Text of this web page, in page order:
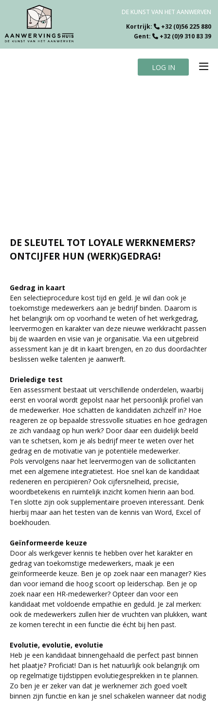
DE KUNST VAN HET AANWERVEN
Kortrijk:
+32 (0)56 225 880
Gent:
+32 (0)9 310 83 39
LOG IN
DE SLEUTEL TOT LOYALE WERKNEMERS?
ONTCIJFER HUN (WERK)GEDRAG!
Gedrag in kaart
Een selectieprocedure kost tijd en geld. Je wil dan ook je
toekomstige medewerkers aan je bedrijf binden. Daarom is
het belangrijk om op voorhand te weten of het werkgedrag,
leervermogen en karakter van deze nieuwe werkkracht passen
bij de waarden en visie van je organisatie. Via een uitgebreid
assessment kan je dit in kaart brengen, en zo dus doordachter
beslissen welke talenten je aanwerft.
Drieledige test
Een assessment bestaat uit verschillende onderdelen, waarbij
eerst en vooral wordt gepolst naar het persoonlijk profiel van
de medewerker. Hoe schatten de kandidaten zichzelf in? Hoe
reageren ze op bepaalde stressvolle situaties en hoe gedragen
ze zich vandaag op hun werk? Door daar een duidelijk beeld
van te schetsen, kom je als bedrijf meer te weten over het
gedrag en de motivatie van je potentiële medewerker.
Pols vervolgens naar het leervermogen van de sollicitanten
met een algemene integratietest. Hoe snel kan de kandidaat
redeneren en percipiëren? Ook cijfersnelheid, precisie,
woordbetekenis en ruimtelijk inzicht komen hierin aan bod.
Ten slotte zijn ook supplementaire proeven interessant. Denk
hierbij maar aan het testen van de kennis van Word, Excel of
boekhouden.
Geïnformeerde keuze
Door als werkgever kennis te hebben over het karakter en
gedrag van toekomstige medewerkers, maak je een
geïnformeerde keuze. Ben je op zoek naar een manager? Kies
dan voor iemand die hoog scoort op leiderschap. Ben je op
zoek naar een HR-medewerker? Opteer dan voor een
kandidaat met voldoende empathie en geduld. Je zal merken:
ook de medewerkers zullen hier de vruchten van plukken, want
ze komen terecht in een functie die écht bij hen past.
Evolutie, evolutie, evolutie
Heb je een kandidaat binnengehaald die perfect past binnen
het plaatje? Proficiat! Dan is het natuurlijk ook belangrijk om
op regelmatige tijdstippen evolutiegesprekken in te plannen.
Zo ben je er zeker van dat je werknemer zich goed voelt
binnen zijn functie en kan je snel schakelen wanneer dat nodig